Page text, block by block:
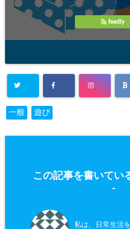
feedly
一般 遊び
この記事を書いてい
-
私は、日常生活